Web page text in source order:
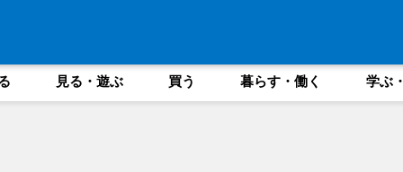
見る・遊ぶ 買う 暮らす・働く 学ぶ